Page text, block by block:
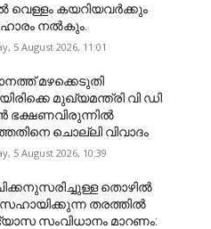
വെള്ളം കയറിയവർക്കും
നൽകും.
5 August 2026, 11:01
മഴക്കെടുതി
മുഖ്യമന്ത്രി വി ഡി
ഭക്ഷണവിരുന്നില്‍
ചൊല്ലി വിവാദം
5 August 2026, 10:39
തൊഴില്‍
സഹായിക്കുന്ന തരത്തില്‍
സംവിധാനം മാറണം: